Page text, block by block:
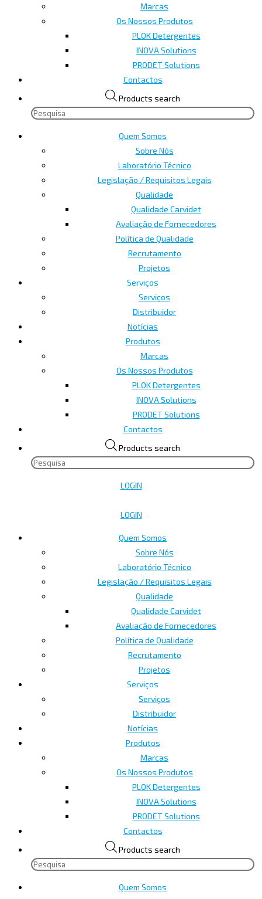
Marcas
Os Nossos Produtos
PLOK Detergentes
INOVA Solutions
PRODET Solutions
Contactos
Products search
Quem Somos
Sobre Nós
Laboratório Técnico
Legislação / Requisitos Legais
Qualidade
Qualidade Carvidet
Avaliação de Fornecedores
Política de Qualidade
Recrutamento
Projetos
Serviços
Serviços
Distribuidor
Notícias
Produtos
Marcas
Os Nossos Produtos
PLOK Detergentes
INOVA Solutions
PRODET Solutions
Contactos
Products search
LOGIN
LOGIN
Quem Somos
Sobre Nós
Laboratório Técnico
Legislação / Requisitos Legais
Qualidade
Qualidade Carvidet
Avaliação de Fornecedores
Política de Qualidade
Recrutamento
Projetos
Serviços
Serviços
Distribuidor
Notícias
Produtos
Marcas
Os Nossos Produtos
PLOK Detergentes
INOVA Solutions
PRODET Solutions
Contactos
Products search
Quem Somos